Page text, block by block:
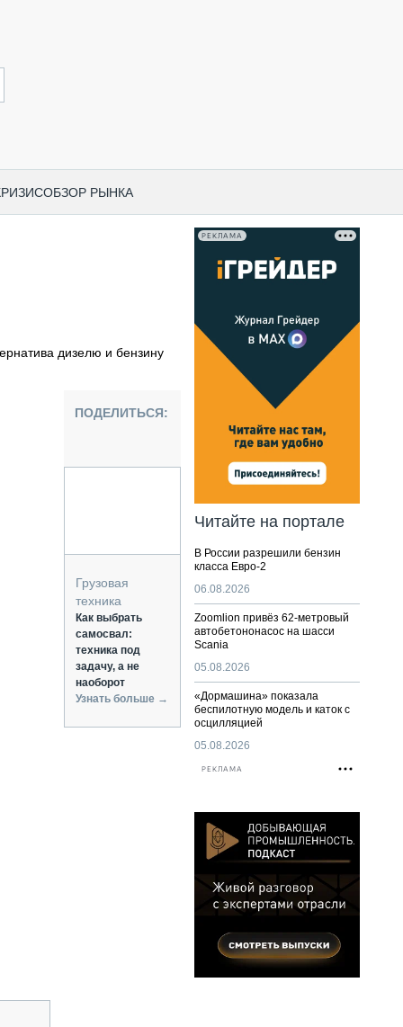
ОБЗОР РЫНКА
ТЕХНИКА
ТЕХНИКА
И ТЕХНОЛОГИИ
И СЕРВИС
дизелю и бензину
ПОДЕЛИТЬСЯ:
Грузовая
техника
Как выбрать
самосвал:
техника под
задачу, а не
наоборот
Узнать больше →
РЕКЛАМА
Читайте на портале
В России разрешили бензин
класса Евро-2
06.08.2026
Zoomlion привёз 62-метровый
автобетононасос на шасси
Scania
05.08.2026
«Дормашина» показала
беспилотную модель и каток с
осцилляцией
05.08.2026
РЕКЛАМА